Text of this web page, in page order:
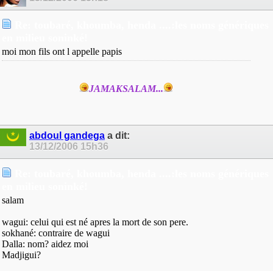
moi mon fils ont l appelle papis
JAMAKSALAM...
abdoul gandega a dit:
13/12/2006 15h36
salam
wagui: celui qui est né apres la mort de son pere.
sokhané: contraire de wagui
Dalla: nom? aidez moi
Madjigui?